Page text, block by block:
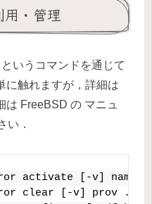
用・管理
いうコマンドを通じて
に触れますが，詳細は
は FreeBSD の マニュ
い．
activate [-v] name
clear [-v] prov ...